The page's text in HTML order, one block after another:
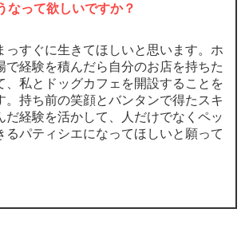
なって欲しいですか？
っすぐに生きてほしいと思います。ホ
で経験を積んだら自分のお店を持ちた
、私とドッグカフェを開設することを
。持ち前の笑顔とバンタンで得たスキ
だ経験を活かして、人だけでなくペッ
るパティシエになってほしいと願って